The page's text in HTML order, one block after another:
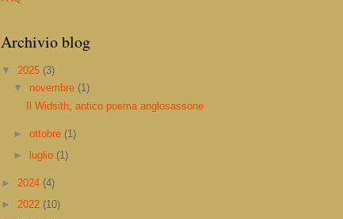
Archivio blog
▼ 2025 (3)
▼ novembre (1)
Il Widsith, antico poema anglosassone
►ottobre (1)
►
luglio (1)
► 2024 (4)
► 2022 (10)